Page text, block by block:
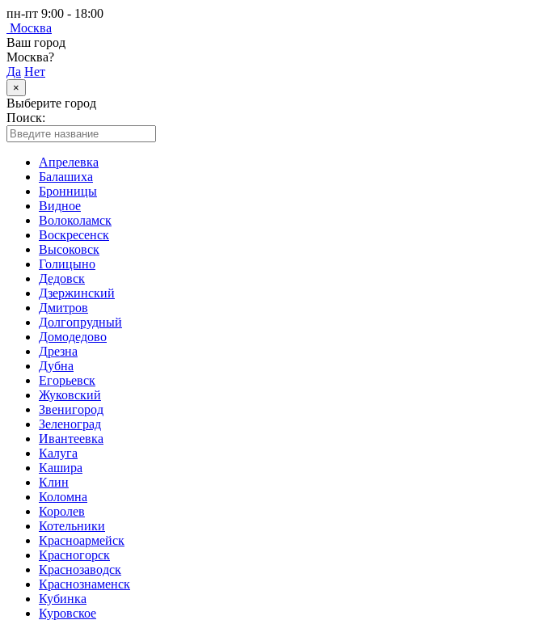
пн-пт 9:00 - 18:00
Москва
Ваш город
Москва?
Да Нет
×
Выберите город
Поиск:
Апрелевка
Балашиха
Бронницы
Видное
Волоколамск
Воскресенск
Высоковск
Голицыно
Дедовск
Дзержинский
Дмитров
Долгопрудный
Домодедово
Дрезна
Дубна
Егорьевск
Жуковский
Звенигород
Зеленоград
Ивантеевка
Калуга
Кашира
Клин
Коломна
Королев
Котельники
Красноармейск
Красногорск
Краснозаводск
Краснознаменск
Кубинка
Куровское